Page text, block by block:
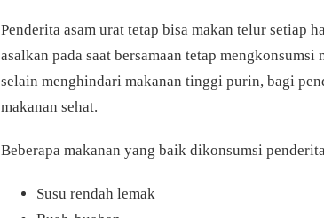
Penderita asam urat tetap bisa makan telur setiap
asalkan pada saat bersamaan tetap
selain menghindari makanan tinggi purin, bagi
makanan sehat.
Beberapa makanan yang baik dikonsumsi
Susu rendah lemak